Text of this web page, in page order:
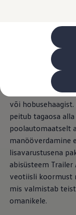
ID.
Ühenduvus
VW
VW
Car-Net
App-
Upgrades
We
Fleet
Volkswagenist
Saa
Uudised
Lisavarustus ja
Uus Tiguan
või
peitub tagaosa
poolautomaatselt
manööverdamine
lisavarustusena
abisüsteem Trailer
veotiisli koormust
mis valmistab
omanikele.